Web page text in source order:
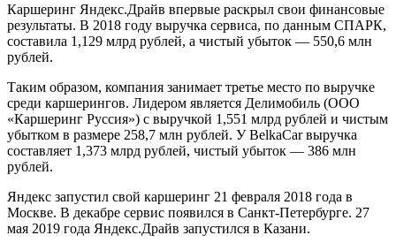
Каршеринг Яндекс.Драйв впервые раскрыл свои финансовые
результаты. В 2018 году выручка сервиса, по данным СПАРК,
составила 1,129 млрд рублей, а чистый убыток — 550,6 млн
рублей.
Таким образом, компания занимает третье место по выручке
среди каршерингов. Лидером является Делимобиль (ООО
«Каршеринг Руссия») с выручкой 1,551 млрд рублей и чистым
убытком в размере 258,7 млн рублей. У BelkaCar выручка
составляет 1,373 млрд рублей, чистый убыток — 386 млн
рублей.
Яндекс запустил свой каршеринг 21 февраля 2018 года в
Москве. В декабре сервис появился в Санкт-Петербурге. 27
мая 2019 года Яндекс.Драйв запустился в Казани.